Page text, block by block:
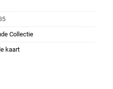
Collectie
kaart